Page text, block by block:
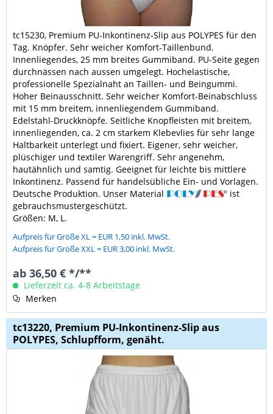
tc15230, Premium PU-Inkontinenz-Slip aus POLYPES für den
Tag. Knöpfer. Sehr weicher Komfort-Taillenbund.
Innenliegendes, 25 mm breites Gummiband. PU-Seite gegen
durchnässen nach aussen umgelegt. Hochelastische,
professionelle Spezialnaht an Taillen- und Beingummi.
Hoher Beinausschnitt. Sehr weicher Komfort-Beinabschluss
mit 15 mm breitem, innenliegendem Gummiband.
Edelstahl-Druckknöpfe. Seitliche Knopfleisten mit breitem,
innenliegenden, ca. 2 cm starkem Klebevlies für sehr lange
Haltbarkeit unterlegt und fixiert. Eigener, sehr weicher,
plüschiger und textiler Warengriff. Sehr angenehm,
hautähnlich und samtig. Geeignet für leichte bis mittlere
Inkontinenz. Passend für handelsübliche Ein- und Vorlagen.
Deutsche Produktion. Unser Material
ist
gebrauchsmustergeschützt.
Größen: M, L.
Aufpreis für Größe XL = EUR 1,50 inkl. MwSt.
Aufpreis für Größe XXL = EUR 3,00 inkl. MwSt.
ab 36,50 € */**
Lieferzeit ca. 4-8 Arbeitstage
Merken
tc13220, Premium PU-Inkontinenz-Slip aus
POLYPES, Schlupfform, genäht.